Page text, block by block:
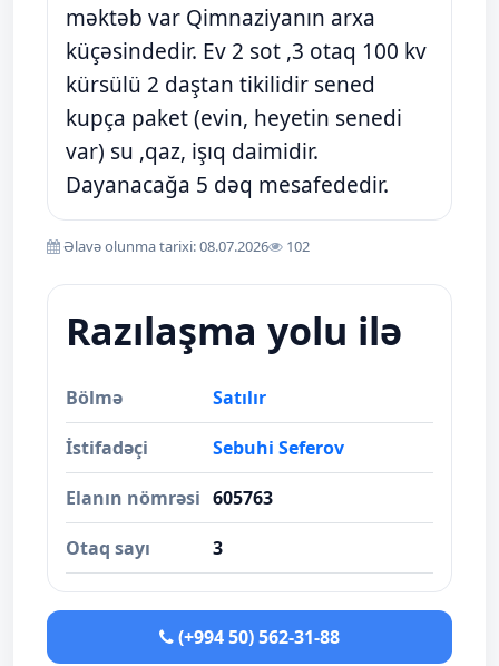
məktəb var Qimnaziyanın arxa
küçəsindedir. Ev 2 sot ,3 otaq 100 kv
kürsülü 2 daştan tikilidir sened
kupça paket (evin, heyetin senedi
var) su ,qaz, işıq daimidir.
Dayanacağa 5 dəq mesafededir.
Əlavə olunma tarixi: 08.07.2026 102
Razılaşma yolu ilə
Bölmə Satılır
İstifadəçi Sebuhi Seferov
Elanın nömrəsi 605763
Otaq sayı 3
(+994 50) 562-31-88